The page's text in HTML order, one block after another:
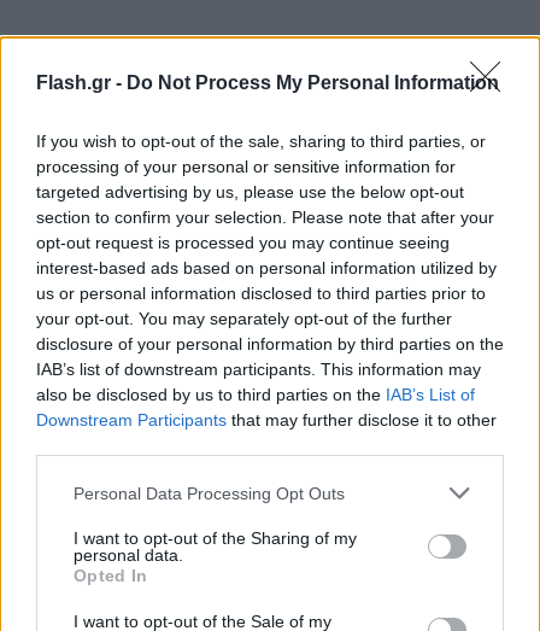
Flash.gr - Do Not Process My Personal Information
If you wish to opt-out of the sale, sharing to third parties, or
processing of your personal or sensitive information for
targeted advertising by us, please use the below opt-out
section to confirm your selection. Please note that after your
opt-out request is processed you may continue seeing
interest-based ads based on personal information utilized by
us or personal information disclosed to third parties prior to
your opt-out. You may separately opt-out of the further
disclosure of your personal information by third parties on the
IAB’s list of downstream participants. This information may
also be disclosed by us to third parties on the IAB’s List of
Downstream Participants that may further disclose it to other
Please note that this website/app uses one or more Google
not limited to your visit or usage behaviour. You may click to
grant or deny consent to Google and its third-party tags to
use your data for below specified purposes in below Google
consent section.
Personal Data Processing Opt Outs
I want to opt-out of the Sharing of my
personal data.
Opted In
I want to opt-out of the Sale of my
FLASH FOCUS